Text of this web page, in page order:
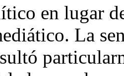
en lugar
La